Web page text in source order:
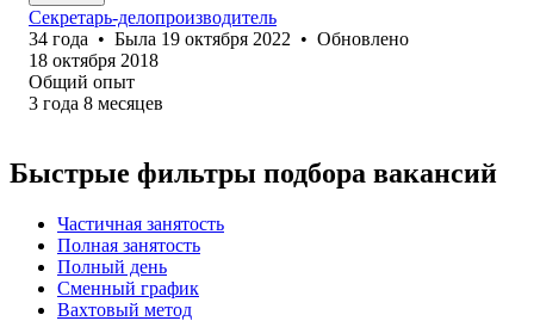
Секретарь-делопроизводитель
34 года • Была 19 октября 2022 • Обновлено
18 октября 2018
Общий опыт
3 года 8 месяцев
Быстрые фильтры подбора вакансий
Частичная занятость
Полная занятость
Полный день
Сменный график
Вахтовый метод